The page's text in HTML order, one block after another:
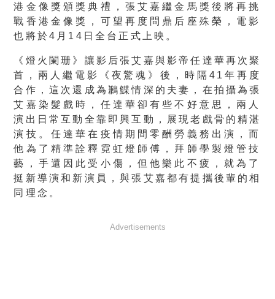
港金像獎頒獎典禮， 張艾嘉繼金馬獎後將再挑
戰香港金像獎，可望再度問鼎后座殊榮， 電影
也將於4月14日全台正式上映。
《燈火闌珊》 讓影后張艾嘉與影帝任達華再次聚
首，兩人繼電影《夜驚魂》後， 時隔41年再度
合作，這次還成為鶼鰈情深的夫妻， 在拍攝為張
艾嘉染髮戲時，任達華卻有些不好意思， 兩人
演出日常互動全靠即興互動，展現老戲骨的精湛
演技。 任達華在疫情期間零酬勞義務出演，而
他為了精準詮釋霓虹燈師傅， 拜師學製燈管技
藝，手還因此受小傷，但他樂此不疲， 就為了
挺新導演和新演員，與張艾嘉都有提攜後輩的相
同理念。
Advertisements